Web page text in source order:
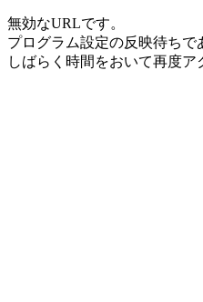
無効なURLです。
プログラム設定の反映待ちで
しばらく時間をおいて再度ア